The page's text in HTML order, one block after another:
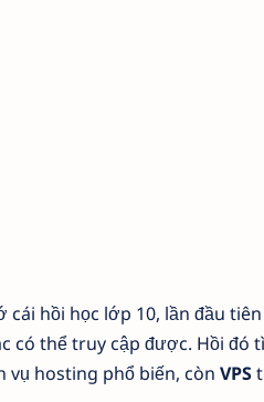
cái hồi học lớp 10, lần đầu
có thể truy cập được. Hồi đó
vụ hosting phổ biến, còn VPS